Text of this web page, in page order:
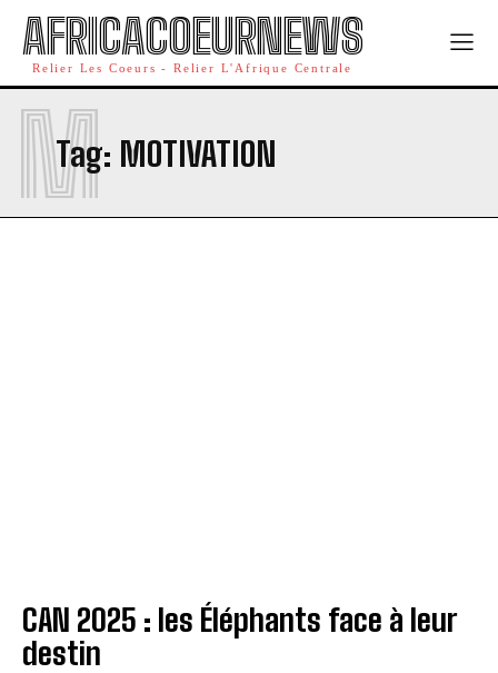
AFRICACOEURNEWS
Relier Les Coeurs - Relier L'Afrique Centrale
Tag: MOTIVATION
M
CAN 2025 : les Éléphants face à leur
destin